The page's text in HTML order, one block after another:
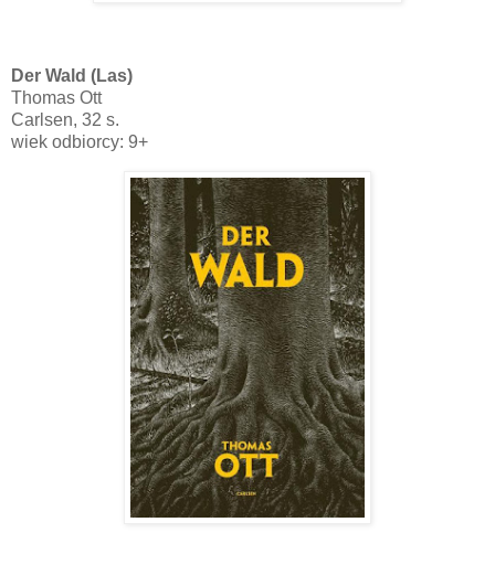
Der Wald (Las)
Thomas Ott
Carlsen, 32 s.
wiek odbiorcy: 9+